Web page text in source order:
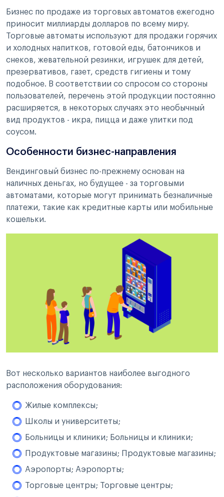
Бизнес по продаже из торговых автоматов ежегодно
приносит миллиарды долларов по всему миру.
Торговые автоматы используют для продажи горячих
и холодных напитков, готовой еды, батончиков и
снеков, жевательной резинки, игрушек для детей,
презервативов, газет, средств гигиены и тому
подобное. В соответствии со спросом со стороны
пользователей, перечень этой продукции постоянно
расширяется, в некоторых случаях это необычный
вид продуктов - икра, пицца и даже улитки под
соусом.
Особенности бизнес-направления
Вендинговый бизнес по-прежнему основан на
наличных деньгах, но будущее - за торговыми
автоматами, которые могут принимать безналичные
платежи, такие как кредитные карты или мобильные
кошельки.
Вот несколько вариантов наиболее выгодного
расположения оборудования:
Жилые комплексы;
Школы и университеты;
Больницы и клиники; Больницы и клиники;
Продуктовые магазины; Продуктовые магазины;
Аэропорты; Аэропорты;
Торговые центры; Торговые центры;